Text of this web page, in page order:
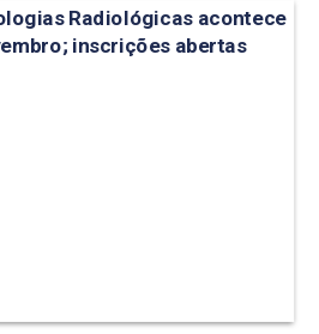
Radiológicas acontece
inscrições abertas